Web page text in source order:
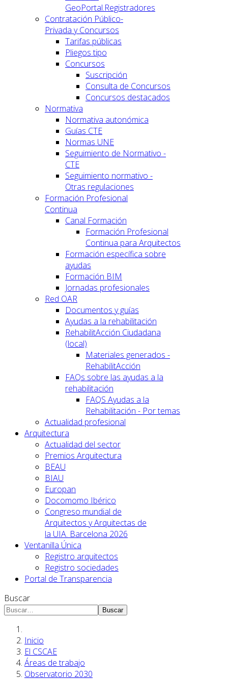
GeoPortal.Registradores
Contratación Público-
Privada y Concursos
Tarifas públicas
Pliegos tipo
Concursos
Suscripción
Consulta de Concursos
Concursos destacados
Normativa
Normativa autonómica
Guías CTE
Normas UNE
Seguimiento de Normativo -
CTE
Seguimiento normativo -
Otras regulaciones
Formación Profesional
Continua
Canal Formación
Formación Profesional
Continua para Arquitectos
Formación específica sobre
ayudas
Formación BIM
Jornadas profesionales
Red OAR
Documentos y guías
Ayudas a la rehabilitación
RehabilitAcción Ciudadana
(local)
Materiales generados -
RehabilitAcción
FAQs sobre las ayudas a la
rehabilitación
FAQS Ayudas a la
Rehabilitación - Por temas
Actualidad profesional
Arquitectura
Actualidad del sector
Premios Arquitectura
BEAU
BIAU
Europan
Docomomo Ibérico
Congreso mundial de
Arquitectos y Arquitectas de
la UIA. Barcelona 2026
Ventanilla Única
Registro arquitectos
Registro sociedades
Portal de Transparencia
Buscar
Buscar
Inicio
El CSCAE
Áreas de trabajo
Observatorio 2030